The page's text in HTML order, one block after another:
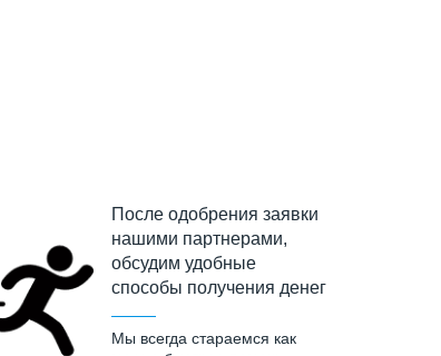
После одобрения заявки
нашими партнерами,
обсудим удобные
способы получения денег
Мы всегда стараемся как